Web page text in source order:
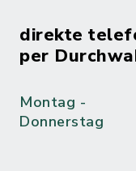
direkte
per
Montag -
Donnerstag